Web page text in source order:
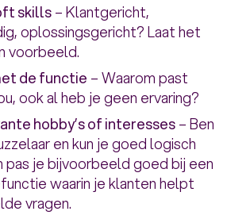
skills– Klantgericht,
oplossingsgericht? Laat het
voorbeeld.
de functie – Waarom past
ook al heb je geen ervaring?
hobby’s of interesses– Ben
en kun je goed logisch
pas je bijvoorbeeld goed bij een
waarin je klanten helpt
vragen.